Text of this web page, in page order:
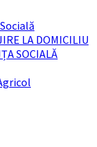
LA DOMICILIU
SOCIALĂ